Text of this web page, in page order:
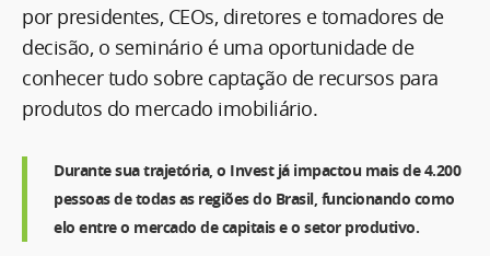
por presidentes, CEOs, diretores e tomadores de
decisão, o seminário é uma oportunidade de
conhecer tudo sobre captação de recursos para
produtos do mercado imobiliário.
Durante sua trajetória, o Invest já impactou mais de 4.200
pessoas de todas as regiões do Brasil, funcionando como
elo entre o mercado de capitais e o setor produtivo.